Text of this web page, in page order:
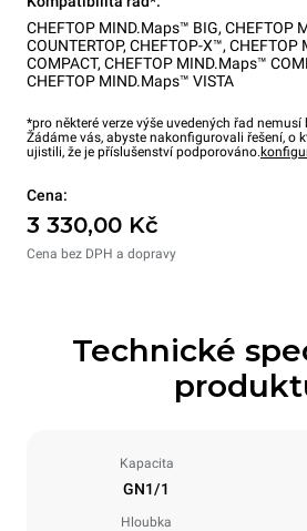
CHEFTOP MIND.Maps™ BIG, CHEFTOP
COUNTERTOP, CHEFTOP-X™, CHEFTOP
COMPACT, CHEFTOP MIND.Maps™
CHEFTOP MIND.Maps™ VISTA
*pro některé verze výše uvedených řad
Žádáme vás, abyste nakonfigurovali řešení, o
ujistili, že je příslušenství podporováno.
Cena:
3 330,00 Kč
Cena bez DPH a dopravy
Technické
Kapacita
GN1/1
Hloubka